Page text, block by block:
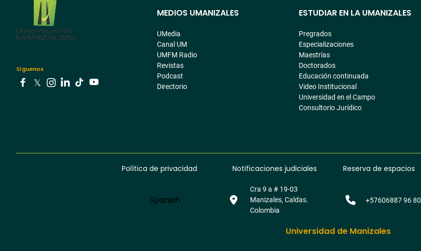
Síguenos
Menú
pre
footer
MEDIOS UMANIZALES
UMedia
Canal UM
UMFM Radio
Revistas
Podcast
Directorio
ESTUDIAR EN LA UMANIZALES
Pregrados
Especializaciones
Maestrías
Doctorados
Educación continuada
Video Institucional
Universidad en el Campo
Consultorio Jurídico
Política de privacidad Notificaciones judiciales Reserva de espacios
Language
Spanish
Cra 9 a # 19-03
Manizales, Caldas.
Colombia
+57606887 96 80
Universidad de Manizales